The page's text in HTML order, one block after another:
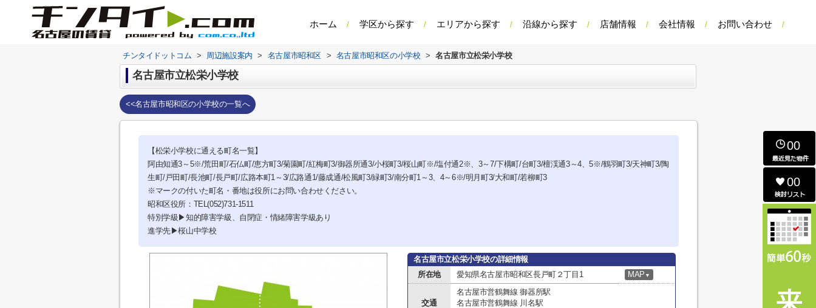
ホーム 学区から探す エリアから探す 沿線から探す 店舗情報 会社情報 お問い合わせ
チンタイドットコム > 周辺施設案内 > 名古屋市昭和区 > 名古屋市昭和区の小学校 > 名古屋市立松栄小学校
名古屋市立松栄小学校
<<名古屋市昭和区の小学校の一覧へ
【松栄小学校に通える町名一覧】
阿由知通3～5※/荒田町/石仏町/恵方町3/菊園町/紅梅町3/御器所通3/小桜町3/桜山町※/塩付通2※、3～7/下構町/台町3/檀渓通3～4、5※/鶴羽町3/天神町3/陶
生町/戸田町/長池町/長戸町/広路本町1～3/広路通1/藤成通/松風町3/緑町3/南分町1～3、4～6※/明月町3/大和町/若柳町3
※マークの付いた町名・番地は役所にお問い合わせください。
昭和区役所：TEL(052)731-1511
特別学級▶知的障害学級、自閉症・情緒障害学級あり
進学先▶桜山中学校
名古屋市立松栄小学校の詳細情報
所在地
愛知県名古屋市昭和区長戸町２丁目1 MAP ▼
交通
名古屋市営鶴舞線 御器所駅
名古屋市営鶴舞線 川名駅
00
00